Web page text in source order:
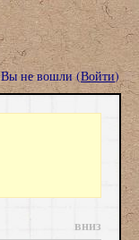
Вы не вошли (Войти)
вниз